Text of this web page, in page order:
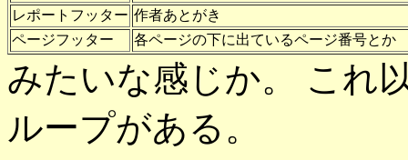
レポートフッター 作者あとがき
ページフッター
各ページの下に出ているページ番号とか
みたいな感じか。 これ
ループがある。